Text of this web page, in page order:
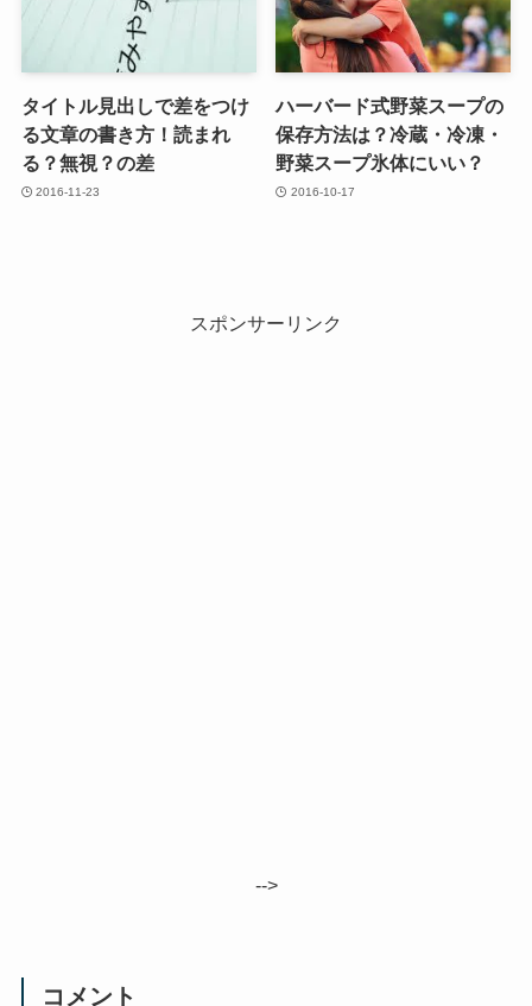
タイトル見出しで差をつけ
る文章の書き方！読まれ
る？無視？の差
2016-11-23
ハーバード式野菜スープの
保存方法は？冷蔵・冷凍・
野菜スープ氷体にいい？
2016-10-17
スポンサーリンク
-->
コメント